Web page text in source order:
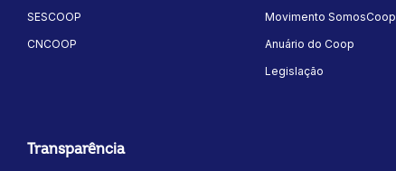
SESCOOP
CNCOOP
Movimento SomosCoop
Anuário do Coop
Legislação
Transparência